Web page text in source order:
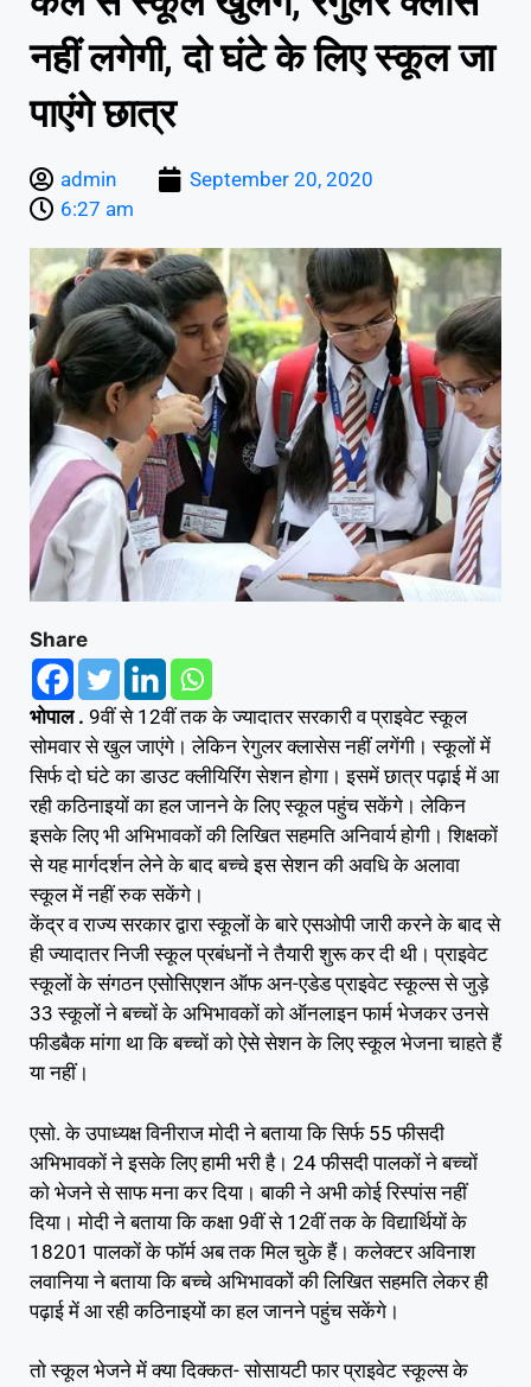
नहीं लगेगी, दो घंटे के लिए स्कूल जा
पाएंगे छात्र
admin
September 20, 2020
6:27 am
Share
भोपाल . 9वीं से 12वीं तक के ज्यादातर सरकारी व प्राइवेट स्कूल
सोमवार से खुल जाएंगे। लेकिन रेगुलर क्लासेस नहीं लगेंगी। स्कूलाें में
सिर्फ दाे घंटे का डाउट क्लीयिरिंग सेशन हाेगा। इसमें छात्र पढ़ाई में आ
रही कठिनाइयाें का हल जानने के लिए स्कूल पहुंच सकेंगे। लेकिन
इसके लिए भी अभिभावकाें की लिखित सहमति अनिवार्य हाेगी। शिक्षकाें
से यह मार्गदर्शन लेने के बाद बच्चे इस सेशन की अवधि के अलावा
स्कूल में नहीं रुक सकेंगे।
केंद्र व राज्य सरकार द्वारा स्कूलाें के बारे एसओपी जारी करने के बाद से
ही ज्यादातर निजी स्कूल प्रबंधनों ने तैयारी शुरू कर दी थी। प्राइवेट
स्कूलाें के संगठन एसोसिएशन ऑफ अन-एडेड प्राइवेट स्कूल्स से जुड़े
33 स्कूलाें ने बच्चाें के अभिभावकाें काे ऑनलाइन फार्म भेजकर उनसे
फीडबैक मांगा था कि बच्चाें काे ऐसे सेशन के लिए स्कूल भेजना चाहते हैं
या नहीं।
एसाे. के उपाध्यक्ष विनीराज माेदी ने बताया कि सिर्फ 55 फीसदी
अभिभावकाें ने इसके लिए हामी भरी है। 24 फीसदी पालकाें ने बच्चाें
काे भेजने से साफ मना कर दिया। बाकी ने अभी काेई रिस्पांस नहीं
दिया। माेदी ने बताया कि कक्षा 9वीं से 12वीं तक के विद्यार्थियाें के
18201 पालकाें के फॉर्म अब तक मिल चुके हैं। कलेक्टर अविनाश
लवानिया ने बताया कि बच्चे अभिभावकों की लिखित सहमति लेकर ही
पढ़ाई में आ रही कठिनाइयों का हल जानने पहुंच सकेंगे।
ताे स्कूल भेजने में क्या दिक्कत- साेसायटी फार प्राइवेट स्कूल्स के